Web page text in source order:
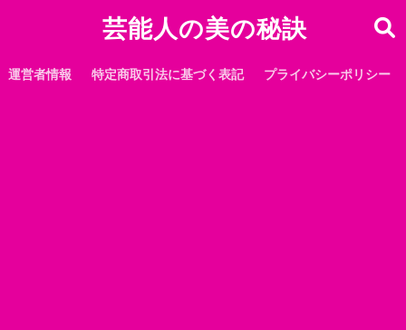
芸能人の美の秘訣
運営者情報 特定商取引法に基づく表記 プライバシーポリシー